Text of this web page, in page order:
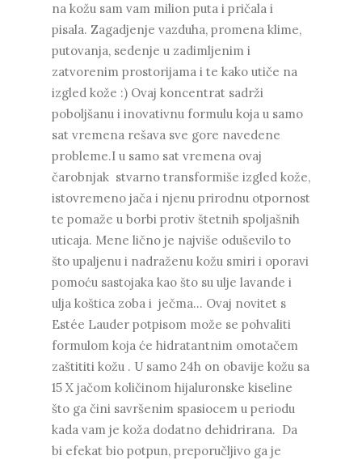
na kožu sam vam milion puta i pričala i
pisala. Zagadjenje vazduha, promena klime,
putovanja, sedenje u zadimljenim i
zatvorenim prostorijama i te kako utiče na
izgled kože :) Ovaj koncentrat sadrži
poboljšanu i inovativnu formulu koja u samo
sat vremena rešava sve gore navedene
probleme.I u samo sat vremena ovaj
čarobnjak stvarno transformiše izgled kože,
istovremeno jača i njenu prirodnu otpornost
te pomaže u borbi protiv štetnih spoljašnih
uticaja. Mene lično je najviše oduševilo to
što upaljenu i nadraženu kožu smiri i oporavi
pomoću sastojaka kao što su ulje lavande i
ulja koštica zoba i ječma... Ovaj novitet s
Estée Lauder potpisom može se pohvaliti
formulom koja će hidratantnim omotačem
zaštititi kožu . U samo 24h on obavije kožu sa
15 X jačom količinom hijaluronske kiseline
što ga čini savršenim spasiocem u periodu
kada vam je koža dodatno dehidrirana. Da
bi efekat bio potpun, preporučljivo ga je